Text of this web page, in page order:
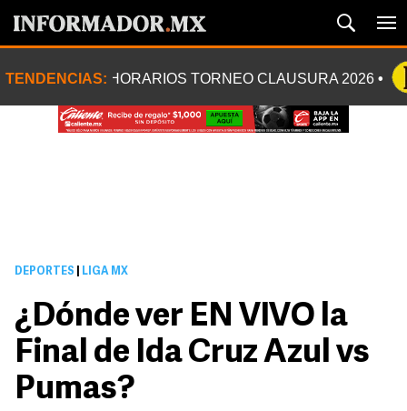
TENDENCIAS: HORARIOS TORNEO CLAUSURA 2026
DEPORTES LIGA MX
¿Dónde ver EN VIVO la
Final de Ida Cruz Azul vs
Pumas?